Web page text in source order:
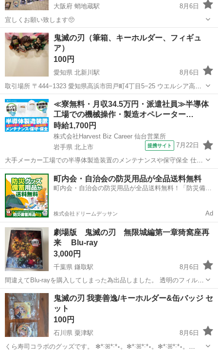
大阪府 蛸地蔵駅
8月6日
宜しくお願い致します🥺
大阪 岸和田市 蛸地蔵駅 その他
鬼滅の刃（筆箱、キーホルダー、フィギュ
ア）
100円
愛知県 北新川駅
8月6日
取引場所 〒444−1323 愛知県高浜市田戸町4丁目5−25 ウエルシア高浜
田戸町店の駐車場
愛知 碧南市 北新川駅 その他
≪寮無料・月収34.5万円・派遣社員≫半導体
工場での機械操作・製造オペレーター…
時給1,700円
株式会社Harvest Biz Career 仙台営業所
岩手県 北上市
提携サイト 7月22日
大手メーカー工場での半導体製造装置のメンテナンスや保守保全 仕事
内容 ＼フラッシュメモリの製造を行う工場で半導体製造装置の保守・
点検のお仕事／ 新工場新設に伴い、請負現場の立ち上げを行います！
※立ち上げ時期目安：2...
岩手 北上市 その他
町内会・自治会の防災用品が全品送料無料
町内会・自治会の防災用品が全品送料無料！「防災備蓄
株式会社ドリームデッサン Ad
劇場版 鬼滅の刃 無限城編第一章猗窩座再
来 Blu-ray
3,000円
千葉県 鎌取駅
8月6日
間違えてBlu-rayを購入してしまった為出品しました。 透明のフィルム
は剥がしてしまいましたが、再生しておらずほぼ新品状態です。キズ
なし、汚れなし 質問等ありましたら、お問い合わせください。
千葉 千葉市 鎌取駅 DVD/ブルーレイ 鬼滅の刃
鬼滅の刃 我妻善逸/キーホルダー&缶バッジ セ
ット
100円
石川県 粟津駅
8月6日
くら寿司コラボのグッズです。 ✻*˸ꕤ*˸*⋆。✻*˸ꕤ*˸*⋆。✻*˸ꕤ*˸*⋆。